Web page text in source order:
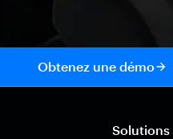
Obtenez une démo
Solutions